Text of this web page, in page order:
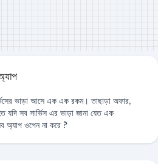
ভাড়া আসে এক এক রকম। তাছাড়া অফার,
সব সার্ভিস এর ভাড়া জানা যেত এক
অ্যাপ ওপেন না করে ?